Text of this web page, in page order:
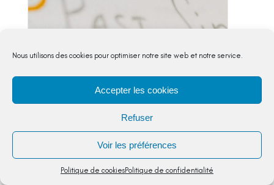
Nous utilisons des cookies pour optimiser notre site web et notre service.
Accepter les cookies
Refuser
Voir les préférences
Politique de cookiesPolitique de confidentialité
Accord singulier pluriel entre le
déterminant et le nom
Etude de la langue,CE1
Comprendre les notions de singulier/pluriel et
entre le déterminant et le nom au singulier et
5,00€